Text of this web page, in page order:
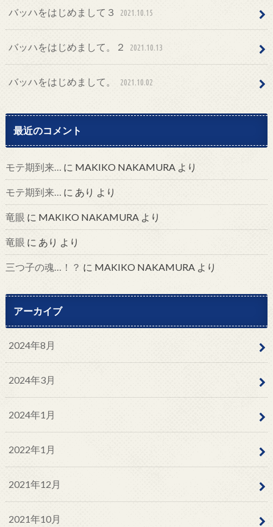
バッハをはじめまして３ 2021.10.15
バッハをはじめまして。２ 2021.10.13
バッハをはじめまして。 2021.10.02
最近のコメント
モテ期到来… に MAKIKO NAKAMURA より
モテ期到来… に あり より
竜眼 に MAKIKO NAKAMURA より
竜眼 に あり より
三つ子の魂…！？ に MAKIKO NAKAMURA より
アーカイブ
2024年8月
2024年3月
2024年1月
2022年1月
2021年12月
2021年10月